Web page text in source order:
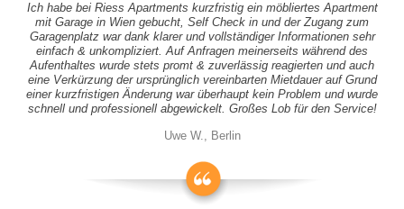
Ich habe bei Riess Apartments kurzfristig ein möbliertes Apartment
mit Garage in Wien gebucht, Self Check in und der Zugang zum
Garagenplatz war dank klarer und vollständiger Informationen sehr
einfach & unkompliziert. Auf Anfragen meinerseits während des
Aufenthaltes wurde stets promt & zuverlässig reagierten und auch
eine Verkürzung der ursprünglich vereinbarten Mietdauer auf Grund
einer kurzfristigen Änderung war überhaupt kein Problem und wurde
schnell und professionell abgewickelt. Großes Lob für den Service!
Uwe W., Berlin